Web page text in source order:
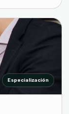
Especialización